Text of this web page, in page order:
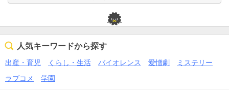
人気キーワードから探す
出産・育児 くらし・生活 バイオレンス 愛憎劇
ミステリー
ラブコメ
学園